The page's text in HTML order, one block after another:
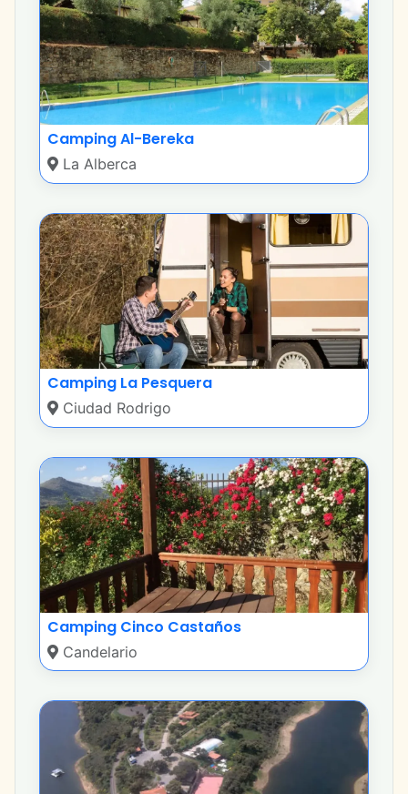
Camping Al-Bereka
La Alberca
Camping La Pesquera
Ciudad Rodrigo
Camping Cinco Castaños
Candelario